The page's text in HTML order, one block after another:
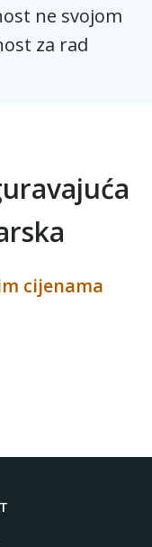
ne svojom
za rad
cijenama